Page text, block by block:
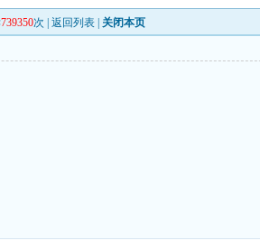
739350次 |返回列表 关闭本页